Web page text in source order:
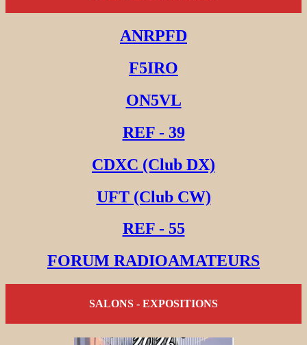
ANRPFD
F5IRO
ON5VL
REF - 39
CDXC (Club DX)
UFT (Club CW)
REF - 55
FORUM RADIOAMATEURS
SALONS - EXPOSITIONS